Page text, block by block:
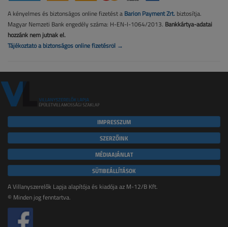
A kényelmes és biztonságos online fizetést a Barion Payment Zrt. biztosítja.
Magyar Nemzeti Bank engedély száma: H-EN-I-1064/2013. Bankkártya-adatai
hozzánk nem jutnak el.
Tájékoztató a biztonságos online fizetésről →
IMPRESSZUM
SZERZŐINK
MÉDIAAJÁNLAT
SÜTIBEÁLLÍTÁSOK
A Villanyszerelők Lapja alapítója és kiadója az M-12/B Kft.
© Minden jog fenntartva.